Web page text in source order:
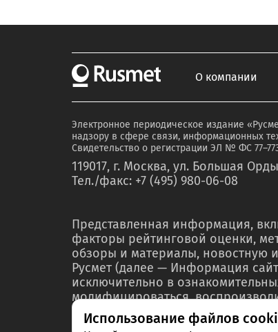
О компании
Электронное периодическое издание
надзору в сфере связи, информационных
Свидетельство о регистрации ЭЛ № ФС
119017, г. Москва, ул. Большая
Тел./факс: +7 (495) 980-06-08
Представленная информация,
факторы рейтинговой оценки,
обзоры и материалы,
Русмет (далее — Информация
исключительно в
модифицироваться,
любой форме ни полностью, ни
мероприятий по связям с
Использование файлов